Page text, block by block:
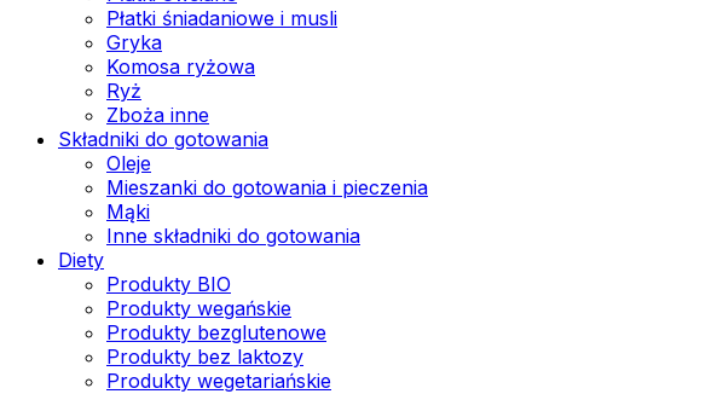
Płatki śniadaniowe i musli
Gryka
Komosa ryżowa
Ryż
Zboża inne
Składniki do gotowania
Oleje
Mieszanki do gotowania i pieczenia
Mąki
Inne składniki do gotowania
Diety
Produkty BIO
Produkty wegańskie
Produkty bezglutenowe
Produkty bez laktozy
Produkty wegetariańskie